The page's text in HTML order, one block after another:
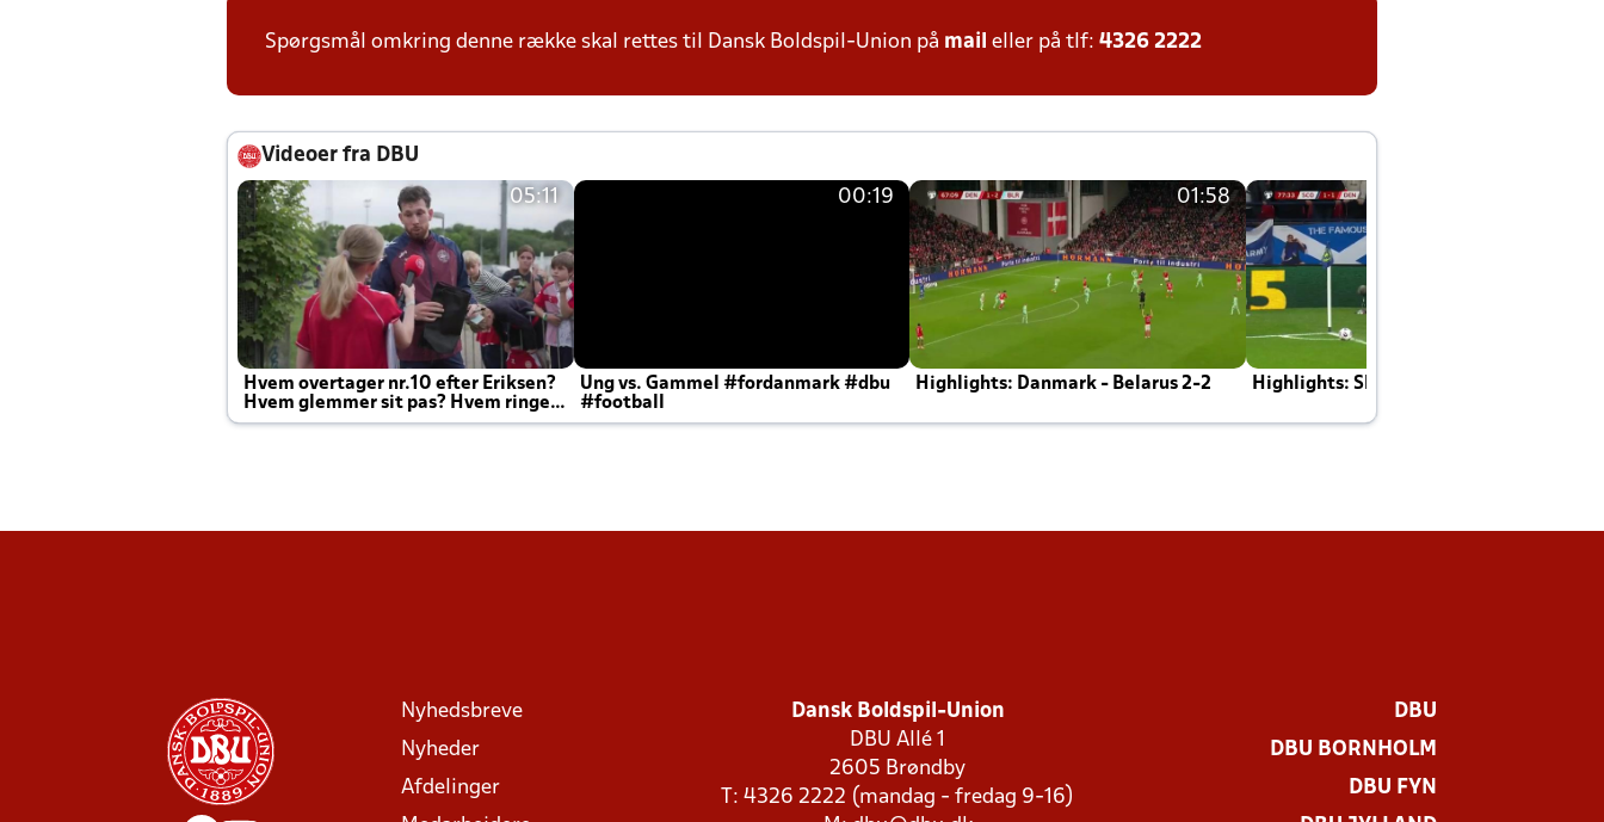
Spørgsmål omkring denne række skal rettes til Dansk Boldspil-Union på mail eller på tlf: 4326 2222
Videoer fra DBU
05:11
Hvem overtager nr.10 efter Eriksen?
Hvem glemmer sit pas? Hvem ringer
Joachim altid til efter kampe?
00:19
Ung vs. Gammel #fordanmark #dbu
#football
01:58
Highlights: Danmark - Belarus 2-2 Highlights: Skotland - Danmark 4-2
Nyhedsbreve
Nyheder
Afdelinger
Dansk Boldspil-Union
DBU Allé 1
2605 Brøndby
T: 4326 2222 (mandag - fredag 9-16)
DBU
DBU BORNHOLM
DBU FYN